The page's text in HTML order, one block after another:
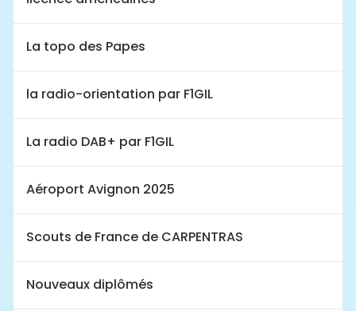
La topo des Papes
la radio-orientation par F1GIL
La radio DAB+ par F1GIL
Aéroport Avignon 2025
Scouts de France de CARPENTRAS
Nouveaux diplômés